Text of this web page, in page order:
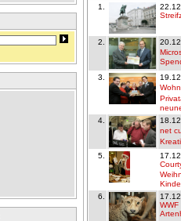
1.
2.
3.
4.
net
5.
6.